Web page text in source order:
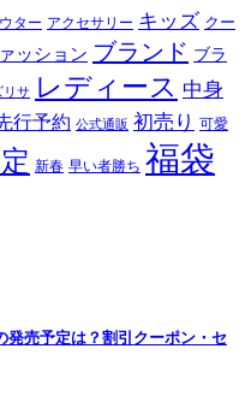
ター アクセサリー キッズ クー
ッション ブランド ブラ
リサ レディース 中身
行予約 公式通販 初売り 可愛
新春 早い者勝ち 福袋
発売予定は？割引クーポン・セ